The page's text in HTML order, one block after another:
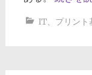
IT、 プリント